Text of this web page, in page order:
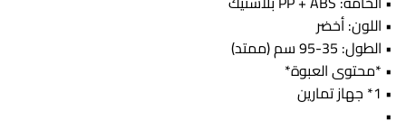
• اللون: أخضر
• الطول: 35-95 سم (ممتد)
• *محتوى العبوة*
• 1* جهاز تمارين
•